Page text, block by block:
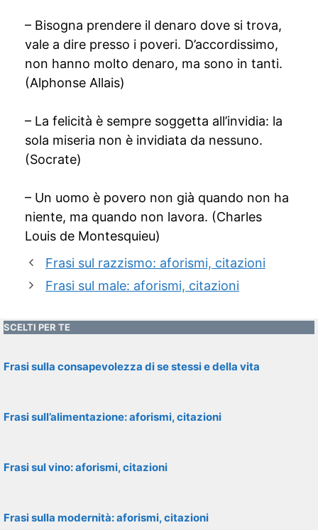
– Bisogna prendere il denaro dove si trova,
vale a dire presso i poveri. D’accordissimo,
non hanno molto denaro, ma sono in tanti.
(Alphonse Allais)
– La felicità è sempre soggetta all’invidia: la
sola miseria non è invidiata da nessuno.
(Socrate)
– Un uomo è povero non già quando non ha
niente, ma quando non lavora. (Charles
Louis de Montesquieu)
Frasi sul razzismo: aforismi, citazioni
Frasi sul male: aforismi, citazioni
SCELTI PER TE
Frasi sulla consapevolezza di se stessi e della vita
Frasi sull’alimentazione: aforismi, citazioni
Frasi sul vino: aforismi, citazioni
Frasi sulla modernità: aforismi, citazioni